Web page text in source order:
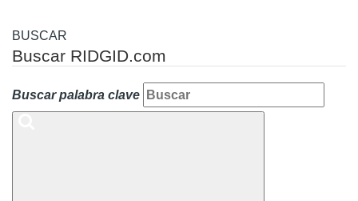
BUSCAR
Buscar RIDGID.com
Buscar palabra clave